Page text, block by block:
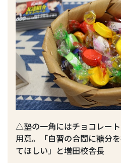
△塾の一角にはチョコレー
用意。「自習の合間に糖分
てほしい」と増田校舎長